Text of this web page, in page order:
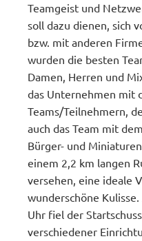
Teamgeist und
soll dazu dienen, sich
bzw. mit anderen
wurden die besten
Damen, Herren und
das Unternehmen mit
Teams/Teilnehmern,
auch das Team mit
Bürger- und
einem 2,2 km langen
versehen, eine ideale
wunderschöne
Uhr fiel der
verschiedener